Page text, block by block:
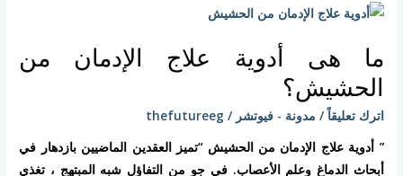
ما هى أدوية علاج الإدمان من
الحشيش؟
اترك تعليقاً / مدونة - فيوتشر /
thefutureeg
” أدوية علاج الإدمان من الحشيش “تميز العقدين الماضيين بازدهار في
أبحاث الدماغ وعلم الأعصاب. في جو من التفاؤل شبه المبتهج ، تغذي
ما
أدوية
علاج
الإدمان
من
الحشيش؟